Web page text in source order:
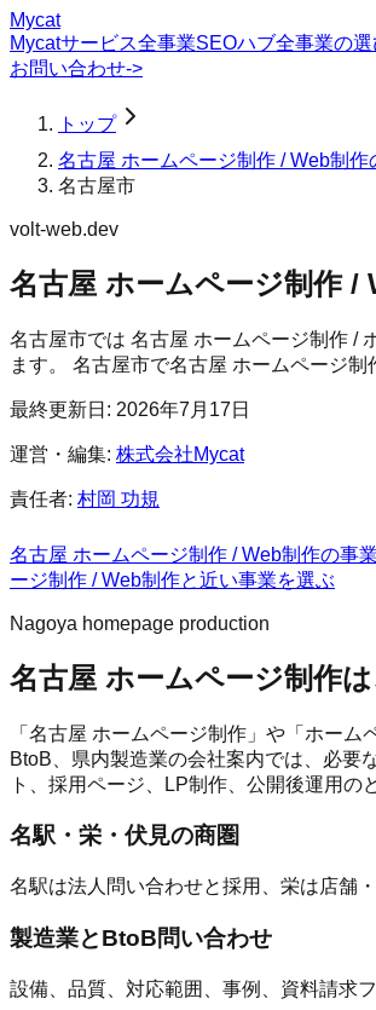
Mycat
Mycatサービス全事業SEOハブ全事業の
お問い合わせ->
トップ
名古屋 ホームページ制作 / Web制作
名古屋市
volt-web.dev
名古屋 ホームページ制作 /
名古屋市では 名古屋 ホームページ制作 /
ます。 名古屋市で名古屋 ホームページ制
最終更新日: 2026年7月17日
運営・編集: 株式会社Mycat
責任者: 村岡 功規
名古屋 ホームページ制作 / Web制作の事
ージ制作 / Web制作と近い事業を選ぶ
Nagoya homepage production
名古屋 ホームページ制作
「名古屋 ホームページ制作」や「ホー
BtoB、県内製造業の会社案内では、必要
ト、採用ページ、LP制作、公開後運用の
名駅・栄・伏見の商圏
名駅は法人問い合わせと採用、栄は店舗
製造業とBtoB問い合わせ
設備、品質、対応範囲、事例、資料請求